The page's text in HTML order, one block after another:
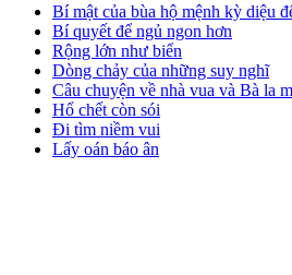
Bí mật của bùa hộ mệnh kỳ diệu
Bí quyết để ngủ ngon hơn
Rộng lớn như biển
Dòng chảy của những suy nghĩ
Câu chuyện về nhà vua và Bà la
Hổ chết còn sói
Đi tìm niềm vui
Lấy oán báo ân